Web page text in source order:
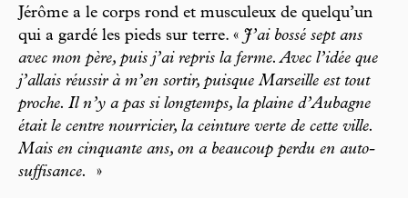
Jérôme a le corps rond et musculeux de quelqu’un
qui a gardé les pieds sur terre. « J’ai bossé sept ans
avec mon père, puis j’ai repris la ferme. Avec l’idée que
j’allais réussir à m’en sortir, puisque Marseille est tout
proche. Il n’y a pas si longtemps, la plaine d’Aubagne
était le centre nourricier, la ceinture verte de cette ville.
Mais en cinquante ans, on a beaucoup perdu en auto-
suffisance.
»